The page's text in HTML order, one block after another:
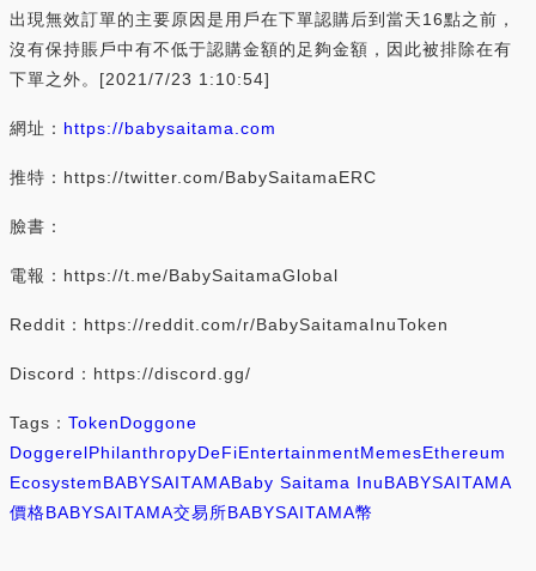
出現無效訂單的主要原因是用戶在下單認購后到當天16點之前，
沒有保持賬戶中有不低于認購金額的足夠金額，因此被排除在有
下單之外。[2021/7/23 1:10:54]
網址： https://babysaitama.com
推特：https://twitter.com/BabySaitamaERC
臉書：
電報：https://t.me/BabySaitamaGlobal
Reddit：https://reddit.com/r/BabySaitamaInuToken
Discord：https://discord.gg/
Tags： TokenDoggone
DoggerelPhilanthropyDeFiEntertainmentMemesEthereum
EcosystemBABYSAITAMABaby Saitama InuBABYSAITAMA
價格BABYSAITAMA交易所BABYSAITAMA幣